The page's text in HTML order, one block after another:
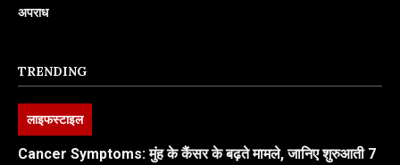
अपराध
TRENDING
लाइफस्टाइल
Cancer Symptoms: मुंह के कैंसर के बढ़ते मामले, जानिए शुरुआती 7